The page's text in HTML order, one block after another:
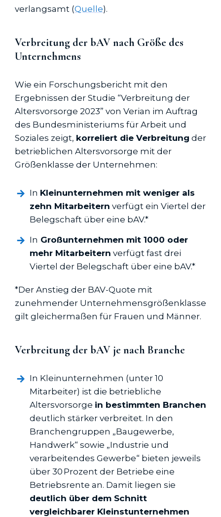
verlangsamt (Quelle).
Verbreitung der bAV nach Größe des
Unternehmens
Wie ein Forschungsbericht mit den
Ergebnissen der Studie “Verbreitung der
Altersvorsorge 2023” von Verian im Auftrag
des Bundesministeriums für Arbeit und
Soziales zeigt, korreliert die Verbreitung der
betrieblichen Altersvorsorge mit der
Größenklasse der Unternehmen:
In Kleinunternehmen mit weniger als
zehn Mitarbeitern verfügt ein Viertel der
Belegschaft über eine bAV.*
In Großunternehmen mit 1000 oder
mehr Mitarbeitern verfügt fast drei
Viertel der Belegschaft über eine bAV.*
*Der Anstieg der BAV-Quote mit
zunehmender Unternehmensgrößenklasse
gilt gleichermaßen für Frauen und Männer.
Verbreitung der bAV je nach Branche
In Kleinunternehmen (unter 10
Mitarbeiter) ist die betriebliche
Altersvorsorge in bestimmten Branchen
deutlich stärker verbreitet. In den
Branchengruppen „Baugewerbe,
Handwerk“ sowie „Industrie und
verarbeitendes Gewerbe“ bieten jeweils
über 30 Prozent der Betriebe eine
Betriebsrente an. Damit liegen sie
deutlich über dem Schnitt
vergleichbarer Kleinstunternehmen